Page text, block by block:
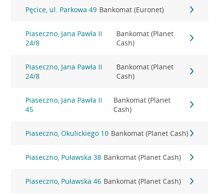
Pęcice, ul. Parkowa 49 Bankomat (Euronet)
Piaseczno, Jana Pawła II
24/8
Bankomat (Planet
Cash)
Piaseczno, Jana Pawła II
24/8
Bankomat (Planet
Cash)
Piaseczno, Jana Pawła II
45
Bankomat (Planet
Cash)
Piaseczno, Okulickiego 10 Bankomat (Planet Cash)
Piaseczno, Puławska 38 Bankomat (Planet Cash)
Piaseczno, Puławska 46 Bankomat (Planet Cash)